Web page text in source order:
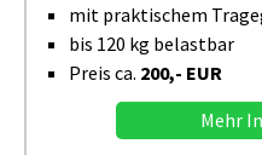
mit praktischem
bis 120 kg belastbar
Preis ca. 200,- EUR
Mehr